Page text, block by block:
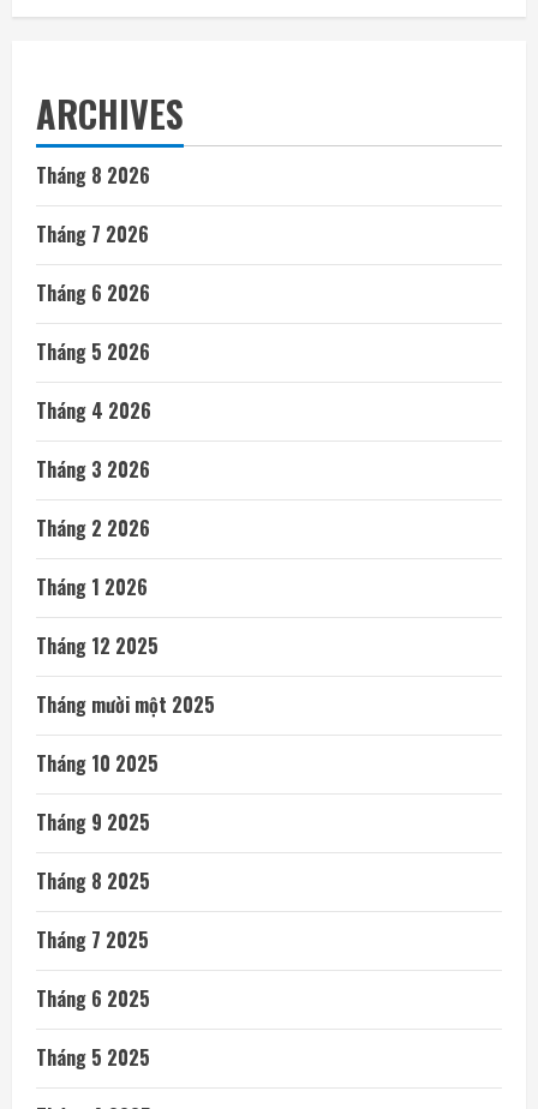
ARCHIVES
Tháng 8 2026
Tháng 7 2026
Tháng 6 2026
Tháng 5 2026
Tháng 4 2026
Tháng 3 2026
Tháng 2 2026
Tháng 1 2026
Tháng 12 2025
Tháng mười một 2025
Tháng 10 2025
Tháng 9 2025
Tháng 8 2025
Tháng 7 2025
Tháng 6 2025
Tháng 5 2025